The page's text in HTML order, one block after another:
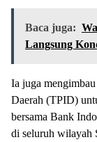
Baca juga:
Langsung
Ia juga
Daerah (TPID)
bersama Bank
di seluruh wilayah